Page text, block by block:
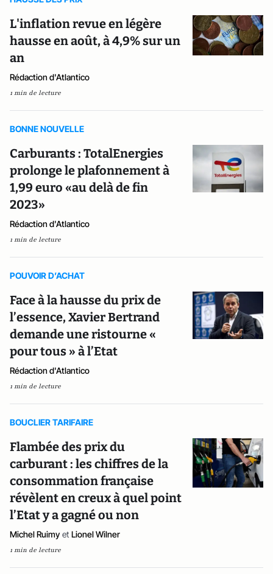
L'inflation revue en légère
hausse en août, à 4,9% sur un
an
Rédaction d'Atlantico
1 min de lecture
BONNE NOUVELLE
Carburants : TotalEnergies
prolonge le plafonnement à
1,99 euro «au delà de fin
2023»
Rédaction d'Atlantico
1 min de lecture
POUVOIR D’ACHAT
Face à la hausse du prix de
l’essence, Xavier Bertrand
demande une ristourne «
pour tous » à l’Etat
Rédaction d'Atlantico
1 min de lecture
BOUCLIER TARIFAIRE
Flambée des prix du
carburant : les chiffres de la
consommation française
révèlent en creux à quel point
l’Etat y a gagné ou non
Michel Ruimy et Lionel Wilner
1 min de lecture